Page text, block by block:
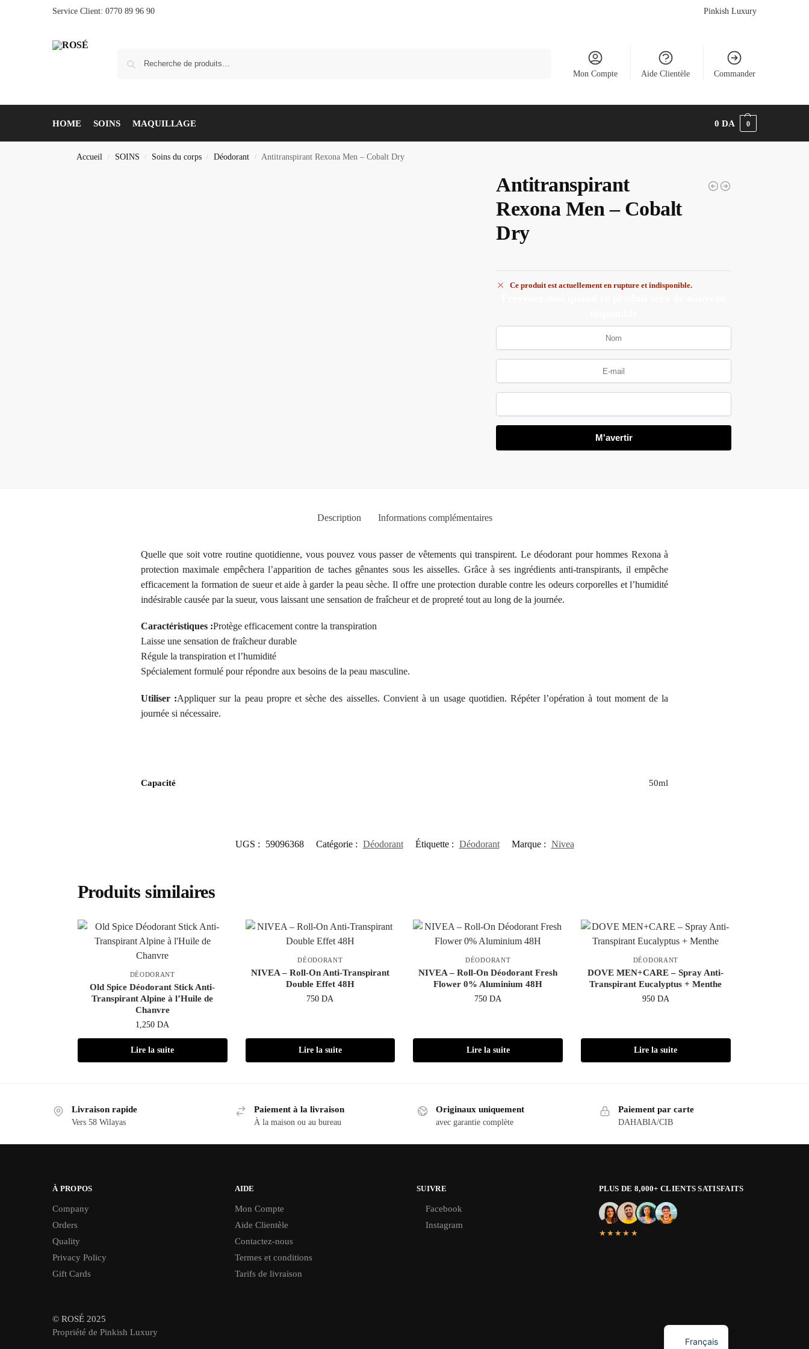
Service Client: 0770 89 96 90 Pinkish Luxury
Mon Compte Aide Clientèle Commander
HOME SOINS MAQUILLAGE 0DA 0
Accueil / SOINS / Soins du corps / Déodorant / Antitranspirant Rexona Men – Cobalt Dry
Antitranspirant
Rexona Men – Cobalt
Dry
Ce produit est actuellement en rupture et indisponible.
Description Informations complémentaires
Quelle que soit votre routine quotidienne, vous pouvez vous passer de vêtements qui transpirent. Le déodorant pour hommes Rexona à
protection maximale empêchera l’apparition de taches gênantes sous les aisselles. Grâce à ses ingrédients anti-transpirants, il empêche
efficacement la formation de sueur et aide à garder la peau sèche. Il offre une protection durable contre les odeurs corporelles et l’humidité
indésirable causée par la sueur, vous laissant une sensation de fraîcheur et de propreté tout au long de la journée.
Caractéristiques :Protège efficacement contre la transpiration
Laisse une sensation de fraîcheur durable
Régule la transpiration et l’humidité
Spécialement formulé pour répondre aux besoins de la peau masculine.
Utiliser :Appliquer sur la peau propre et sèche des aisselles. Convient à un usage quotidien. Répéter l’opération à tout moment de la
journée si nécessaire.
Capacité 50ml
UGS : 59096368 Catégorie : Déodorant Étiquette : Déodorant Marque : Nivea
Produits similaires
DÉODORANT
Old Spice Déodorant Stick Anti-
Transpirant Alpine à l’Huile de
Chanvre
1,250DA
Lire la suite
DÉODORANT
NIVEA – Roll-On Anti-Transpirant
Double Effet 48H
750DA
Lire la suite
DÉODORANT
NIVEA – Roll-On Déodorant Fresh
Flower 0% Aluminium 48H
750DA
Lire la suite
DÉODORANT
DOVE MEN+CARE – Spray Anti-
Transpirant Eucalyptus + Menthe
950 DA
Lire la suite
Livraison rapide
Vers 58 Wilayas
Paiement à la livraison
À la maison ou au bureau
Originaux uniquement
avec garantie complète
Paiement par carte
DAHABIA/CIB
À PROPOS
Company
Orders
Quality
Privacy Policy
Gift Cards
AIDE
Mon Compte
Aide Clientèle
Contactez-nous
Termes et conditions
Tarifs de livraison
SUIVRE
Facebook
Instagram
PLUS DE 8,000+ CLIENTS SATISFAITS
★★★★★
© ROSÉ 2025
Propriété de Pinkish Luxury
Français